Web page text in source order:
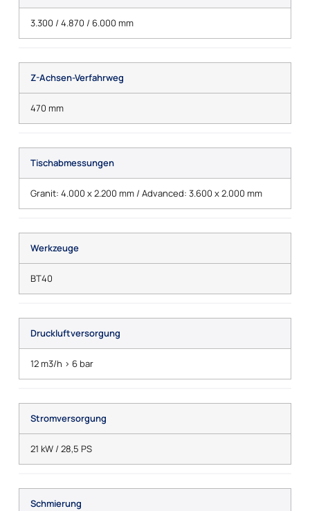
3.300 / 4.870 / 6.000 mm
Z-Achsen-Verfahrweg
470 mm
Tischabmessungen
Granit: 4.000 x 2.200 mm / Advanced: 3.600 x 2.000 mm
Werkzeuge
BT40
Druckluftversorgung
12 m3/h > 6 bar
Stromversorgung
21 kW / 28,5 PS
Schmierung